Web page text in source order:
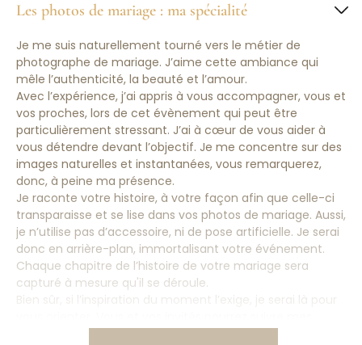
Les photos de mariage : ma spécialité
Je me suis naturellement tourné vers le métier de
photographe de mariage. J’aime cette ambiance qui
mêle l’authenticité, la beauté et l’amour.
Avec l’expérience, j’ai appris à vous accompagner, vous et
vos proches, lors de cet évènement qui peut être
particulièrement stressant. J’ai à cœur de vous aider à
vous détendre devant l’objectif. Je me concentre sur des
images naturelles et instantanées, vous remarquerez,
donc, à peine ma présence.
Je raconte votre histoire, à votre façon afin que celle-ci
transparaisse et se lise dans vos photos de mariage. Aussi,
je n’utilise pas d’accessoire, ni de pose artificielle. Je serai
donc en arrière-plan, immortalisant votre événement.
Chaque chapitre de l’histoire de votre mariage sera
capturé à mesure qu'il se déroule.
Bien sûr, si l’inspiration du moment l’exige, je serai là pour